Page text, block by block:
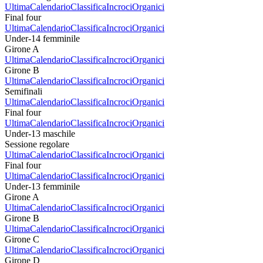
UltimaCalendarioClassificaIncrociOrganici
Final four
UltimaCalendarioClassificaIncrociOrganici
Under-14 femminile
Girone A
UltimaCalendarioClassificaIncrociOrganici
Girone B
UltimaCalendarioClassificaIncrociOrganici
Semifinali
UltimaCalendarioClassificaIncrociOrganici
Final four
UltimaCalendarioClassificaIncrociOrganici
Under-13 maschile
Sessione regolare
UltimaCalendarioClassificaIncrociOrganici
Final four
UltimaCalendarioClassificaIncrociOrganici
Under-13 femminile
Girone A
UltimaCalendarioClassificaIncrociOrganici
Girone B
UltimaCalendarioClassificaIncrociOrganici
Girone C
UltimaCalendarioClassificaIncrociOrganici
Girone D